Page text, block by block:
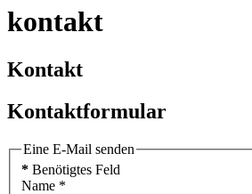
kontakt
Kontakt
Kontaktformular
Eine E-Mail senden
* Benötigtes Feld
Name *